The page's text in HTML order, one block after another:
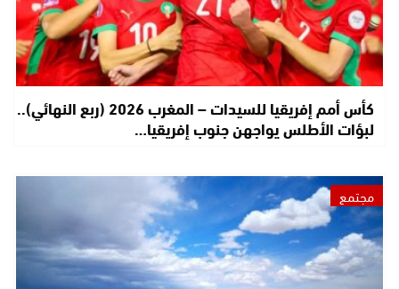
كأس أمم إفريقيا للسيدات – المغرب 2026 (ربع النهائي)..
لبؤات الأطلس يواجهن جنوب إفريقيا…
مجتمع